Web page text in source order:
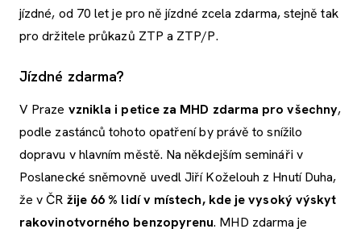
jízdné, od 70 let je pro ně jízdné zcela zdarma, stejně tak
pro držitele průkazů ZTP a ZTP/P.
Jízdné zdarma?
V Praze vznikla i petice za MHD zdarma pro všechny,
podle zastánců tohoto opatření by právě to snížilo
dopravu v hlavním městě. Na někdejším semináři v
Poslanecké sněmovně uvedl Jiří Koželouh z Hnutí Duha,
že v ČR žije 66 % lidí v místech, kde je vysoký výskyt
rakovinotvorného benzopyrenu. MHD zdarma je